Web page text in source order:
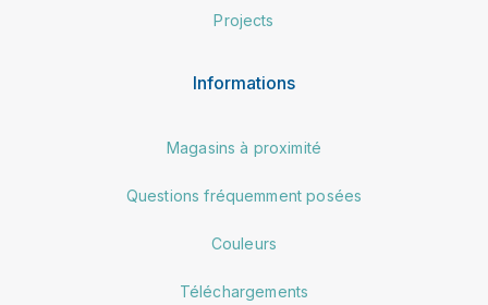
Projects
Informations
Magasins à proximité
Questions fréquemment posées
Couleurs
Téléchargements